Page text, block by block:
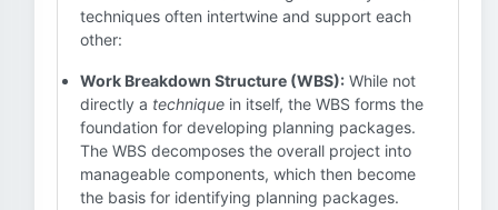
techniques often intertwine and support each
other:
Work Breakdown Structure (WBS): While not
directly a technique in itself, the WBS forms the
foundation for developing planning packages.
The WBS decomposes the overall project into
manageable components, which then become
the basis for identifying planning packages.